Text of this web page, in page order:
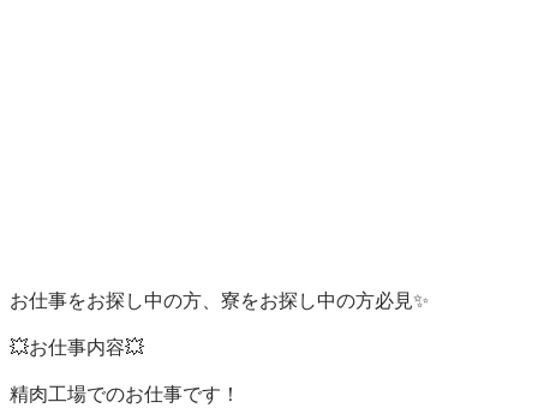
お仕事をお探し中の方、寮をお探し中の方必見✨
💥お仕事内容💥
精肉工場でのお仕事です！